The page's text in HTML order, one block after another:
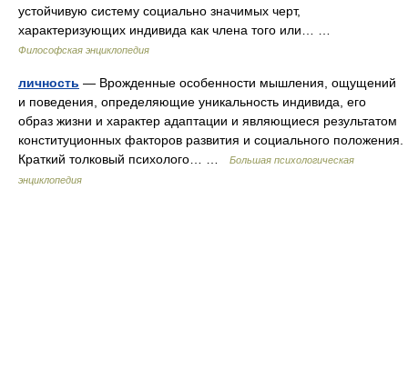
устойчивую систему социально значимых черт,
характеризующих индивида как члена того или… …
Философская энциклопедия
личность — Врожденные особенности мышления, ощущений
и поведения, определяющие уникальность индивида, его
образ жизни и характер адаптации и являющиеся результатом
конституционных факторов развития и социального положения.
Краткий толковый психолого… …
Большая психологическая
энциклопедия